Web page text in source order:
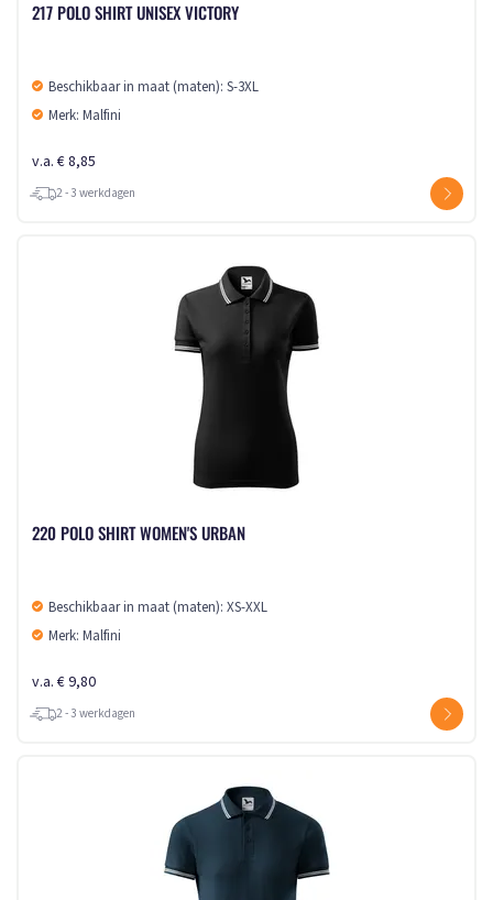
217 POLO SHIRT UNISEX VICTORY
Beschikbaar in maat (maten): S-3XL
Merk: Malfini
v.a. € 8,85
2 - 3 werkdagen
220 POLO SHIRT WOMEN'S URBAN
Beschikbaar in maat (maten): XS-XXL
Merk: Malfini
v.a. € 9,80
2 - 3 werkdagen